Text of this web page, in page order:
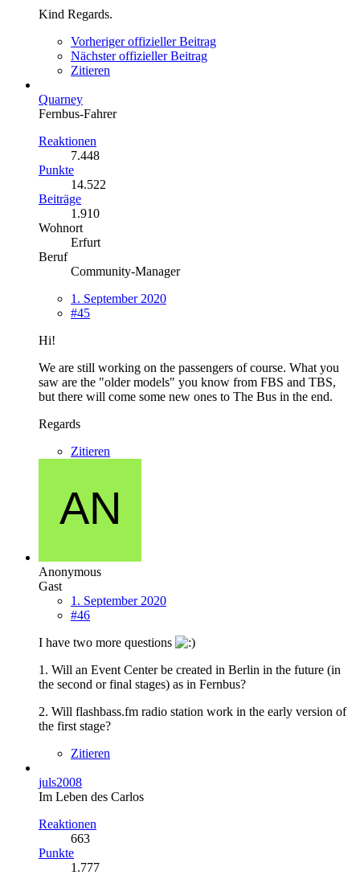
Kind Regards.
Vorheriger offizieller Beitrag
Nächster offizieller Beitrag
Zitieren
Quarney
Fernbus-Fahrer
Reaktionen
7.448
Punkte
14.522
Beiträge
1.910
Wohnort
Erfurt
Beruf
Community-Manager
1. September 2020
#45
Hi!
We are still working on the passengers of course. What you
saw are the "older models" you know from FBS and TBS,
but there will come some new ones to The Bus in the end.
Regards
Zitieren
Anonymous
Gast
1. September 2020
#46
I have two more questions
1. Will an Event Center be created in Berlin in the future (in
the second or final stages) as in Fernbus?
2. Will flashbass.fm radio station work in the early version of
the first stage?
Zitieren
juls2008
Im Leben des Carlos
Reaktionen
663
Punkte
1.777